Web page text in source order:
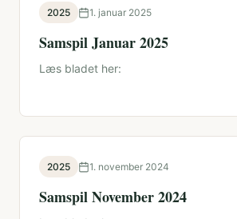
2025 1. januar 2025
Samspil Januar 2025
Læs bladet her:
2025 1. november 2024
Samspil November 2024